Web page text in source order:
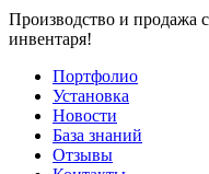
Производство и продажа
инвентаря!
Портфолио
Установка
Новости
База знаний
Отзывы